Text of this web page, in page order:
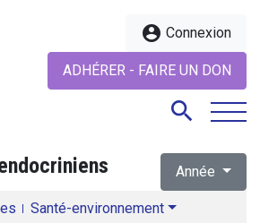
account_circle Connexion
ADHÉRER - FAIRE UN DON
search
Année
Santé-environnement